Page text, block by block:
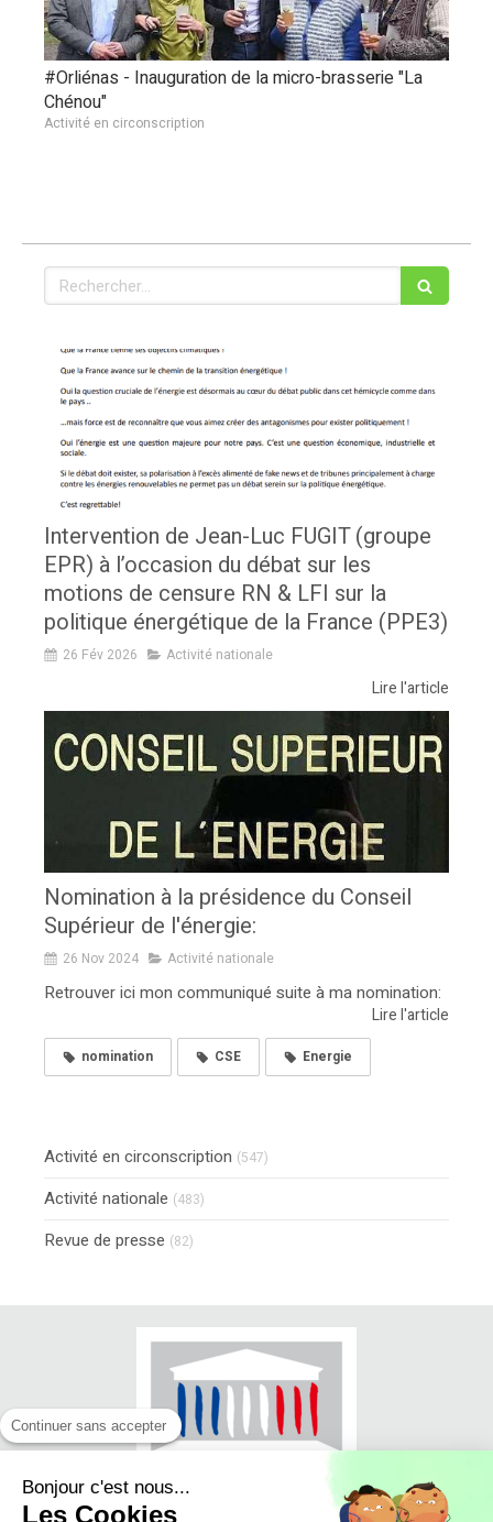
#Orliénas - Inauguration de la micro-brasserie "La
Chénou"
Activité en circonscription
Rechercher
Intervention de Jean-Luc FUGIT (groupe
EPR) à l’occasion du débat sur les
motions de censure RN & LFI sur la
politique énergétique de la France (PPE3)
26 Fév 2026 Activité nationale
Lire l'article
Nomination à la présidence du Conseil
Supérieur de l'énergie:
26 Nov 2024 Activité nationale
Retrouver ici mon communiqué suite à ma nomination:
Lire l'article
nomination CSE Energie
Activité en circonscription (547)
Activité nationale (483)
Revue de presse (82)
Continuer sans accepter
Bonjour c'est nous...
Les Cookies